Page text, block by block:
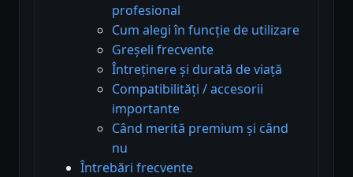
profesional
Cum alegi în funcție de utilizare
Greșeli frecvente
Întreținere și durată de viață
Compatibilități / accesorii
importante
Când merită premium și când
nu
Întrebări frecvente